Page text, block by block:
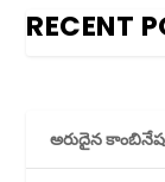
RECENT
అరుదైన